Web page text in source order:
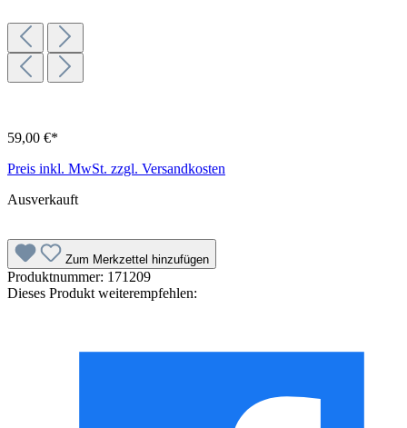
59,00 €*
Preis inkl. MwSt. zzgl. Versandkosten
Ausverkauft
Zum Merkzettel hinzufügen
Produktnummer: 171209
Dieses Produkt weiterempfehlen: